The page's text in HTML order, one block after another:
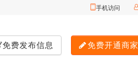
手机访问
免费发布信息 免费开通商家